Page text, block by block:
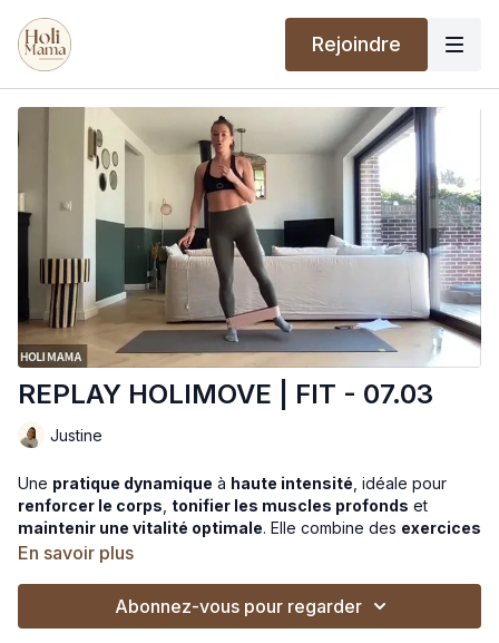
Rejoindre
REPLAY HOLIMOVE | FIT - 07.03
Justine
Une pratique dynamique à haute intensité , idéale pour
renforcer le corps tonifier les muscles profonds et
maintenir une vitalité optimale. Elle combine des exercices
sculptantset du travail
En savoir plus
Abonnez-vous pour regarder